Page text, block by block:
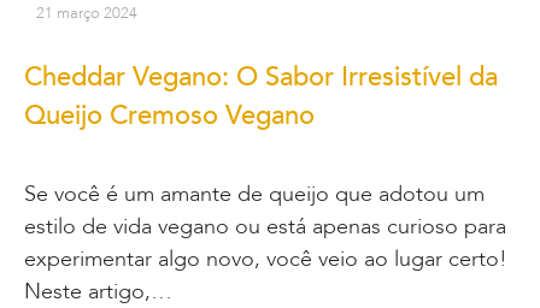
21 março 2024
Cheddar Vegano: O Sabor Irresistível da
Queijo Cremoso Vegano
Se você é um amante de queijo que adotou um
estilo de vida vegano ou está apenas curioso para
experimentar algo novo, você veio ao lugar certo!
Neste artigo,…